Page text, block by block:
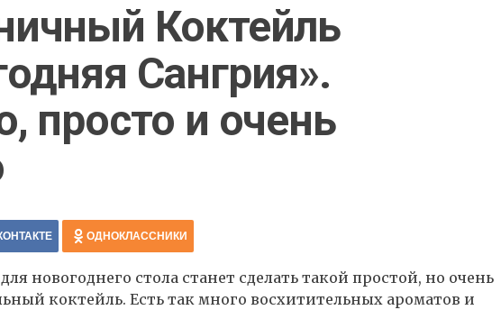
Коктейль
Сангрия».
просто и очень
ОДНОКЛАССНИКИ
новогоднего стола станет сделать такой простой, но очень
коктейль. Есть так много восхитительных ароматов и